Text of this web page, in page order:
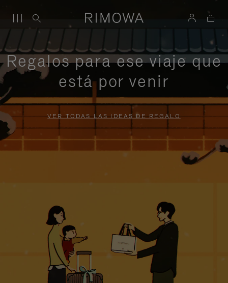
Regalos para ese viaje que
está por venir
VER TODAS LAS IDEAS DE REGALO